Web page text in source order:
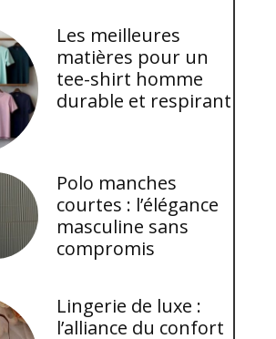
Les meilleures
matières pour un
tee-shirt homme
durable et respirant
Polo manches
courtes : l’élégance
masculine sans
compromis
Lingerie de luxe :
l’alliance du confort